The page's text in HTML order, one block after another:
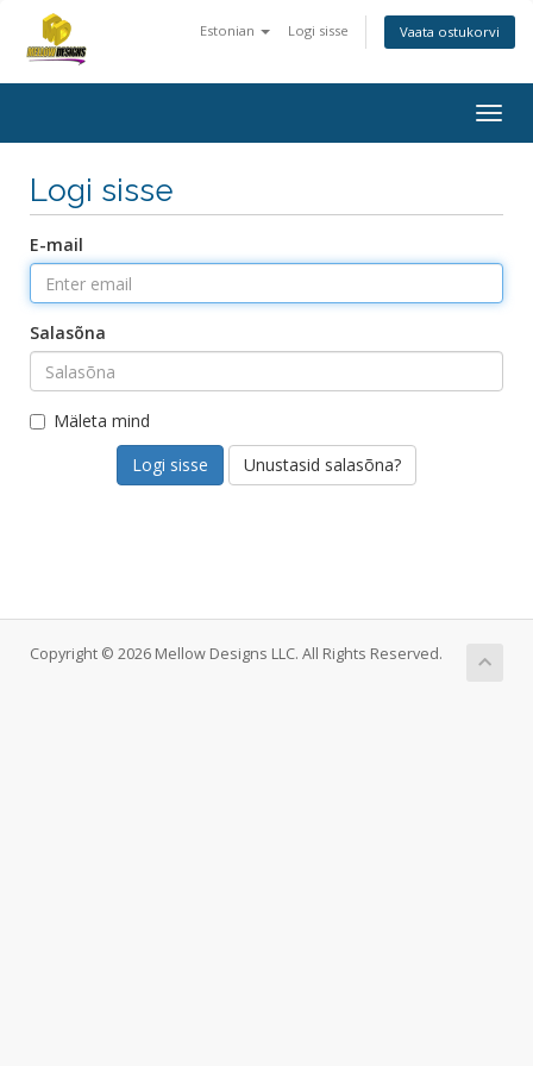
Estonian Logi sisse Vaata ostukorvi
Logi sisse
E-mail
Salasõna
Mäleta mind
Unustasid salasõna?
Copyright © 2026 Mellow Designs LLC. All Rights Reserved.